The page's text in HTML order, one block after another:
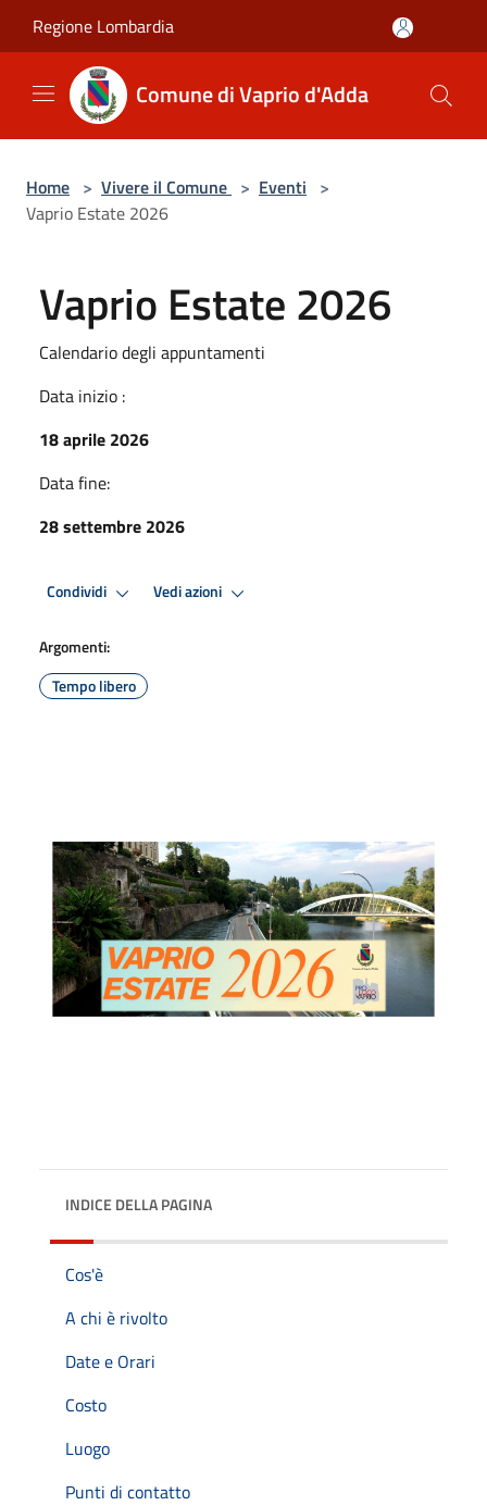
Regione Lombardia
Comune di Vaprio d'Adda
Home > Vivere il Comune > Eventi >
Vaprio Estate 2026
Vaprio Estate 2026
Calendario degli appuntamenti
Data inizio :
18 aprile 2026
Data fine:
28 settembre 2026
Condividi Vedi azioni
Argomenti:
Tempo libero
INDICE DELLA PAGINA
Cos'è
A chi è rivolto
Date e Orari
Costo
Luogo
Punti di contatto